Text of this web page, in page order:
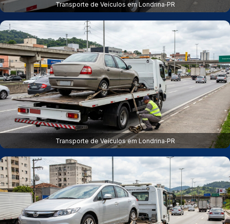
Transporte de Veículos em Londrina‑PR
Transporte de Veículos em Londrina‑PR